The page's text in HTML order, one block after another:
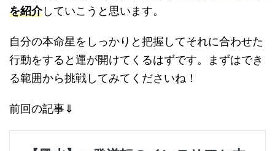
を紹介していこうと思います。
自分の本命星をしっかりと把握してそれに合わせた
行動をすると運が開けてくるはずです。まずはでき
る範囲から挑戦してみてくださいね！
前回の記事⇓